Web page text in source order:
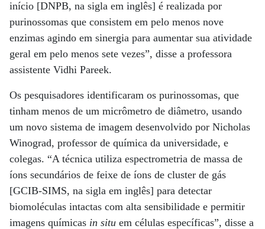
início [DNPB, na sigla em inglês] é realizada por
purinossomas que consistem em pelo menos nove
enzimas agindo em sinergia para aumentar sua atividade
geral em pelo menos sete vezes”, disse a professora
assistente Vidhi Pareek.
Os pesquisadores identificaram os purinossomas, que
tinham menos de um micrômetro de diâmetro, usando
um novo sistema de imagem desenvolvido por Nicholas
Winograd, professor de química da universidade, e
colegas. “A técnica utiliza espectrometria de massa de
íons secundários de feixe de íons de cluster de gás
[GCIB-SIMS, na sigla em inglês] para detectar
biomoléculas intactas com alta sensibilidade e permitir
imagens químicas in situ em células específicas”, disse a